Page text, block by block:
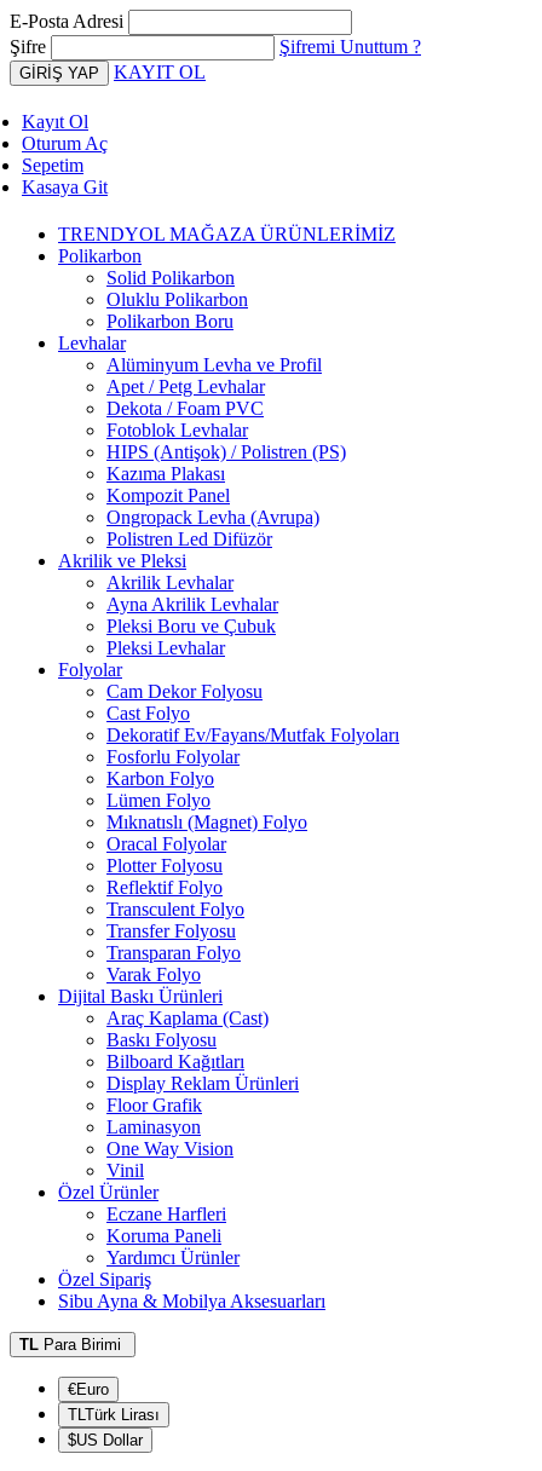
E-Posta Adresi
Şifre
Şifremi Unuttum ?
KAYIT OL
Kayıt Ol
Oturum Aç
Sepetim
Kasaya Git
TRENDYOL MAĞAZA ÜRÜNLERİMİZ
Polikarbon
Solid Polikarbon
Oluklu Polikarbon
Polikarbon Boru
Levhalar
Alüminyum Levha ve Profil
Apet / Petg Levhalar
Dekota / Foam PVC
Fotoblok Levhalar
HIPS (Antişok) / Polistren (PS)
Kazıma Plakası
Kompozit Panel
Ongropack Levha (Avrupa)
Polistren Led Difüzör
Akrilik ve Pleksi
Akrilik Levhalar
Ayna Akrilik Levhalar
Pleksi Boru ve Çubuk
Pleksi Levhalar
Folyolar
Cam Dekor Folyosu
Cast Folyo
Dekoratif Ev/Fayans/Mutfak Folyoları
Fosforlu Folyolar
Karbon Folyo
Lümen Folyo
Mıknatıslı (Magnet) Folyo
Oracal Folyolar
Plotter Folyosu
Reflektif Folyo
Transculent Folyo
Transfer Folyosu
Transparan Folyo
Varak Folyo
Dijital Baskı Ürünleri
Araç Kaplama (Cast)
Baskı Folyosu
Bilboard Kağıtları
Display Reklam Ürünleri
Floor Grafik
Laminasyon
One Way Vision
Vinil
Özel Ürünler
Eczane Harfleri
Koruma Paneli
Yardımcı Ürünler
Özel Sipariş
Sibu Ayna & Mobilya Aksesuarları
TL Para Birimi
€Euro
TLTürk Lirası
$US Dollar